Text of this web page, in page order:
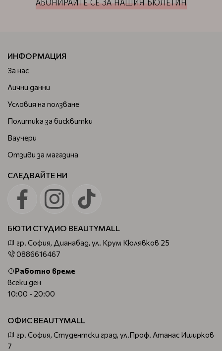
АБОНИРАЙТЕ СЕ ЗА НАШИЯ БЮЛЕТИН
ИНФОРМАЦИЯ
За нас
Лични данни
Условия на ползване
Политика за бисквитки
Ваучери
Отзиви за магазина
СЛЕДВАЙТЕ НИ
БЮТИ СТУДИО BEAUTYMALL
гр. София, Дианабад, ул. Крум Кюлявков 25
0886616467
Работно време
всеки ден
10:00 - 20:00
ОФИС BEAUTYMALL
гр. София, Студентски град, ул.Проф. Атанас Иширков
7